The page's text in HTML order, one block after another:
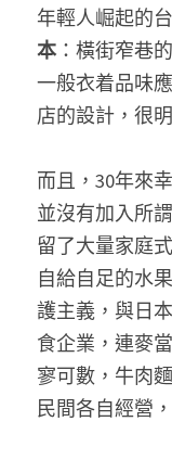
年輕人崛起的
本 ：橫街窄巷
一般衣着品味
店的設計，很
而且，30年來
並沒有加入所
留了大量家庭
自給自足的水
護主義，與日
食企業，連麥
寥可數，牛肉
民間各自經營